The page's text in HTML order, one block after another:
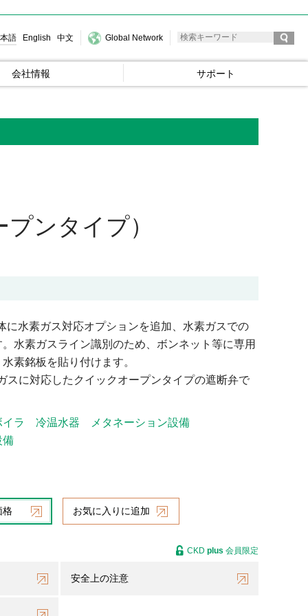
語 English 中文 Global Network
会社情報 サポート
ンタイプ）
に水素ガス対応オプションを追加、水素ガスでの
水素ガスライン識別のため、ボンネット等に専用
素銘板を貼り付けます。
スに対応したクイックオープンタイプの遮断弁で
イラ 冷温水器
メタネーション設備
備
格 お気に入りに追加
安全上の注意
CKD plus 会員限定